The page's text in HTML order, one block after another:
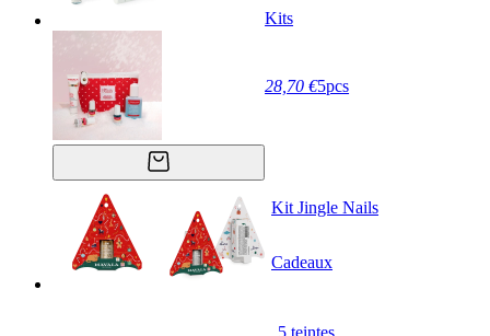
Kits
28,70 €5pcs
Kit Jingle Nails
Cadeaux